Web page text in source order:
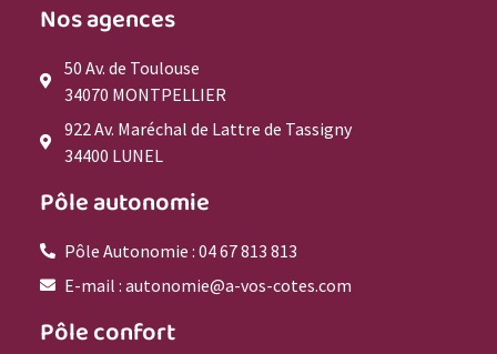
Nos agences
50 Av. de Toulouse
34070 MONTPELLIER
922 Av. Maréchal de Lattre de Tassigny
34400 LUNEL
Pôle autonomie
Pôle Autonomie : 04 67 813 813
E-mail : autonomie@a-vos-cotes.com
Pôle confort